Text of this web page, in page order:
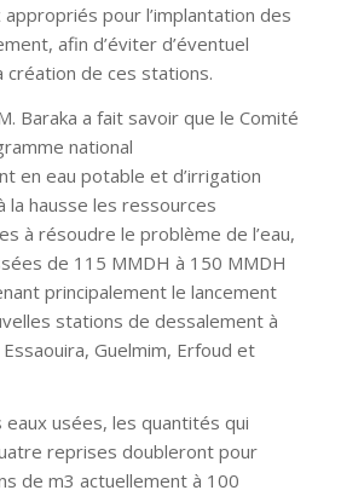
pour l’implantation des
afin d’éviter d’éventuel
création de ces stations.
Baraka a fait savoir que le Comité
national
en eau potable et d’irrigation
la hausse les ressources
à résoudre le problème de l’eau,
de 115 MMDH à 150 MMDH
principalement le lancement
stations de dessalement à
Guelmim, Erfoud et
usées, les quantités qui
reprises doubleront pour
de m3 actuellement à 100